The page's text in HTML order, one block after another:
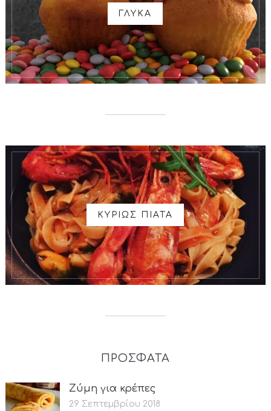
ΓΛΥΚΑ
ΚΥΡΙΩΣ ΠΙΑΤΑ
ΠΡΟΣΦΑΤΑ
Ζύμη για κρέπες
29 Σεπτεμβρίου 2018